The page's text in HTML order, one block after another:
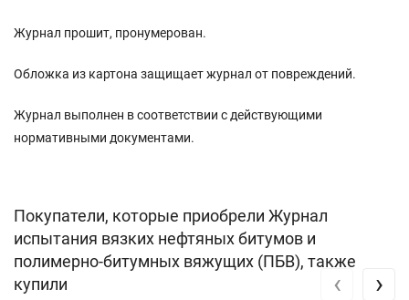
Журнал прошит, пронумерован.
Обложка из картона защищает журнал от повреждений.
Журнал выполнен в соответствии с действующими
нормативными документами.
Покупатели, которые приобрели Журнал
испытания вязких нефтяных битумов и
полимерно-битумных вяжущих (ПБВ), также
купили
‹ ›